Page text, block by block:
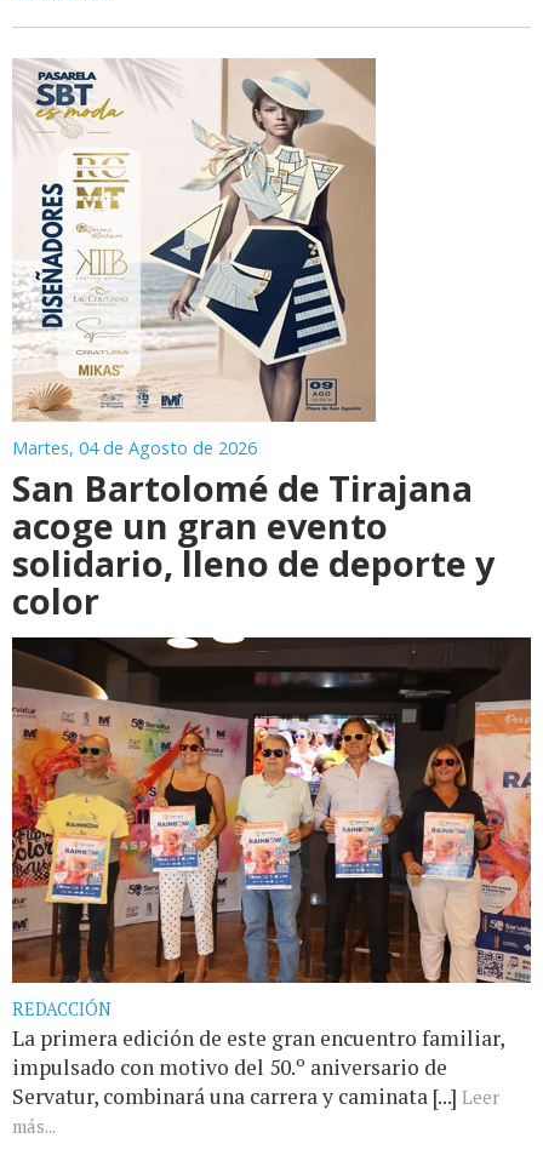
Martes, 04 de Agosto de 2026
San Bartolomé de Tirajana
acoge un gran evento
solidario, lleno de deporte y
color
REDACCIÓN
La primera edición de este gran encuentro familiar,
impulsado con motivo del 50.º aniversario de
Servatur, combinará una carrera y caminata [...] Leer
más...